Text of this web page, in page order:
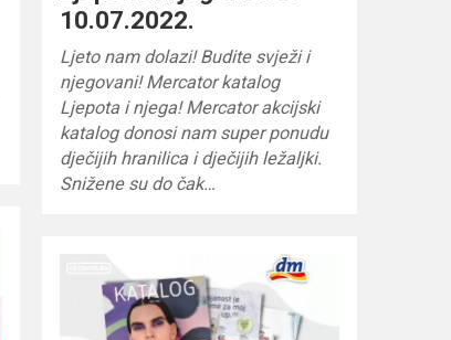
10.07.2022.
Ljeto nam dolazi! Budite svježi i
njegovani! Mercator katalog
Ljepota i njega! Mercator akcijski
katalog donosi nam super ponudu
dječijih hranilica i dječijih ležaljki.
Snižene su do čak…